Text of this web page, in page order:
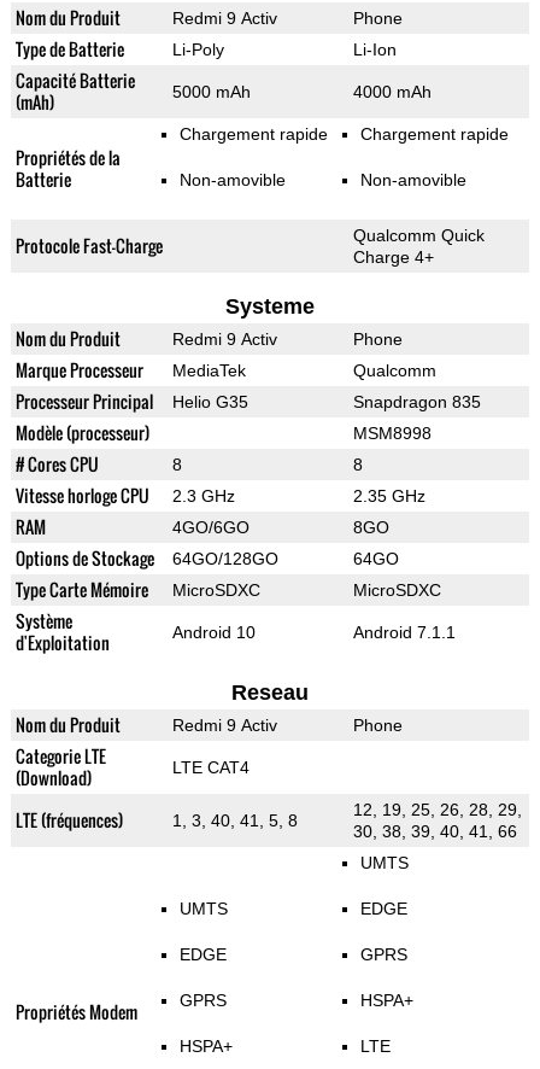
Nom du Produit Redmi 9 Activ Phone
Type de Batterie Li-Poly Li-Ion
Capacité Batterie
(mAh)
5000 mAh 4000 mAh
Propriétés de la
Batterie
Chargement rapide
Non-amovible
Chargement rapide
Non-amovible
Protocole Fast-Charge
Qualcomm Quick
Charge 4+
Systeme
Nom du Produit Redmi 9 Activ Phone
Marque Processeur MediaTek Qualcomm
Processeur Principal Helio G35 Snapdragon 835
Modèle (processeur) MSM8998
# Cores CPU 8 8
Vitesse horloge CPU 2.3 GHz 2.35 GHz
RAM 4GO/6GO 8GO
Options de Stockage 64GO/128GO 64GO
Type Carte Mémoire MicroSDXC MicroSDXC
Système
d'Exploitation
Android 10 Android 7.1.1
Reseau
Nom du Produit Redmi 9 Activ Phone
Categorie LTE
(Download)
LTE CAT4
LTE (fréquences) 1, 3, 40, 41, 5, 8
12, 19, 25, 26, 28, 29,
30, 38, 39, 40, 41, 66
Propriétés Modem
UMTS
EDGE
GPRS
HSPA+
UMTS
EDGE
GPRS
HSPA+
LTE